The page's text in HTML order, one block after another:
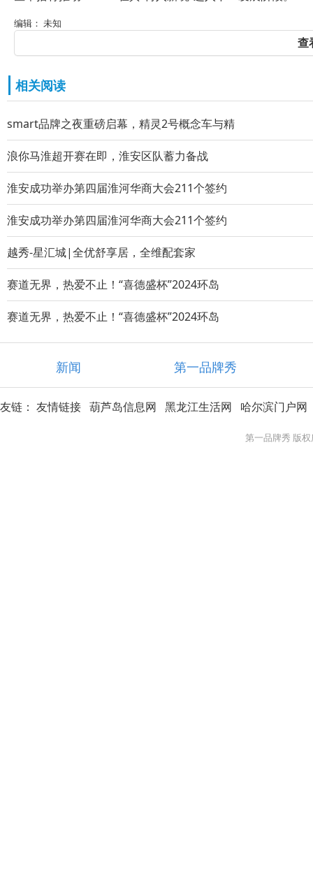
编辑： 未知
查
相关阅读
smart品牌之夜重磅启幕，精灵2号概念车与精
浪你马淮超开赛在即，淮安区队蓄力备战
淮安成功举办第四届淮河华商大会211个签约
淮安成功举办第四届淮河华商大会211个签约
越秀-星汇城|全优舒享居，全维配套家
赛道无界，热爱不止！“喜德盛杯”2024环岛
赛道无界，热爱不止！“喜德盛杯”2024环岛
新闻 第一品牌秀
友链： 友情链接 葫芦岛信息网 黑龙江生活网 哈尔滨门户网
第一品牌秀 版